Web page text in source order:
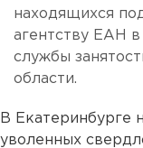
находящихся
агентству ЕАН
службы
области.
В Екатеринбурге
уволенных